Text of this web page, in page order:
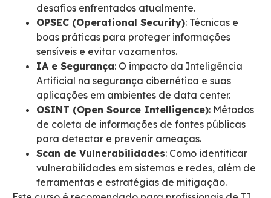
desafios enfrentados atualmente.
OPSEC (Operational Security): Técnicas e
boas práticas para proteger informações
sensíveis e evitar vazamentos.
IA e Segurança: O impacto da Inteligência
Artificial na segurança cibernética e suas
aplicações em ambientes de data center.
OSINT (Open Source Intelligence): Métodos
de coleta de informações de fontes públicas
para detectar e prevenir ameaças.
Scan de Vulnerabilidades: Como identificar
vulnerabilidades em sistemas e redes, além de
ferramentas e estratégias de mitigação.